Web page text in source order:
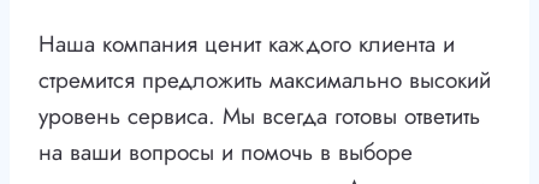
Наша компания ценит каждого клиента и
стремится предложить максимально высокий
уровень сервиса. Мы всегда готовы ответить
на ваши вопросы и помочь в выборе